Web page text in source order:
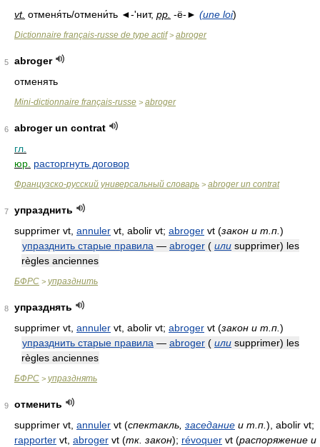
vt. отменя́ть/отмени́ть ◄-'нит, pp. -ë-► (une loi)
Dictionnaire français-russe de type actif> abroger
5
abroger
отменять
Mini-dictionnaire français-russe > abroger
6
abroger un contrat
гл.
юр. расторгнуть договор
Французско-русский универсальный словарь > abroger un contrat
7
упразднить
supprimer vt, annuler vt, abolir vt; abroger vt (закон и т.п. )
упразднить старые правила — abroger ( или supprimer) les
règles anciennes
БФРС > упразднить
8
упразднять
supprimer vt, annuler vt, abolir vt; abroger vt (закон и т.п. )
упразднить старые правила — abroger ( или supprimer) les
règles anciennes
БФРС > упразднять
9
отменить
supprimer vt, annuler vt (спектакль, заседание и т.п. ) , abolir vt;
rapporter vt, abroger vt (тк. закон); révoquer vt (распоряжение и